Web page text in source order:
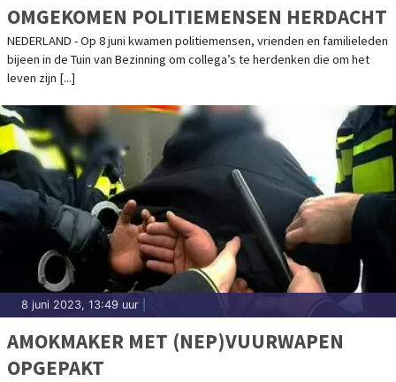
OMGEKOMEN POLITIEMENSEN HERDACHT
NEDERLAND - Op 8 juni kwamen politiemensen, vrienden en familieleden
bijeen in de Tuin van Bezinning om collega’s te herdenken die om het
leven zijn [...]
8 juni 2023, 13:49 uur
AMOKMAKER MET (NEP)VUURWAPEN
OPGEPAKT